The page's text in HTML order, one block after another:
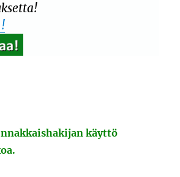
käyttö